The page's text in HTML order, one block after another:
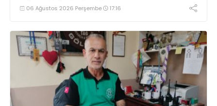
06 Ağustos 2026 Perşembe 17:16